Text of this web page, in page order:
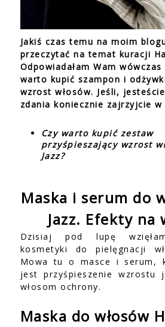
Jakiś czas temu na moim
przeczytać na temat kuracji
Odpowiadałam Wam
warto kupić szampon i
wzrost włosów. Jeśli,
zdania koniecznie zajrzyjcie
Czy warto kupić zestaw
przyśpieszający wzrost
Jazz?
Maska i serum do
Jazz. Efekty na
Dzisiaj pod lupę
kosmetyki do pielęgnacji
Mowa tu o masce i serum,
jest przyśpieszenie wzrostu
włosom ochrony.
Maska do włosów